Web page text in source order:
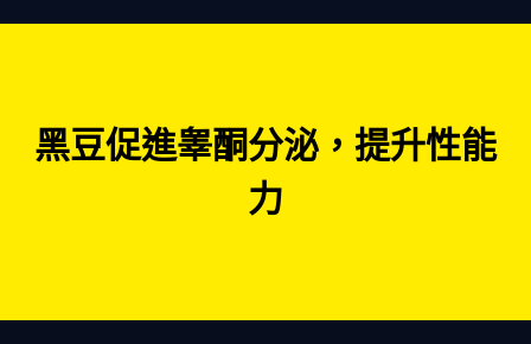
黑豆促進睾酮分泌，提升性能
力